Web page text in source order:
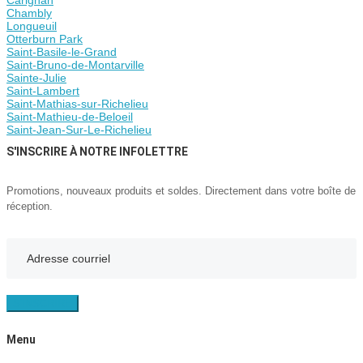
Chambly
Longueuil
Otterburn Park
Saint-Basile-le-Grand
Saint-Bruno-de-Montarville
Sainte-Julie
Saint-Lambert
Saint-Mathias-sur-Richelieu
Saint-Mathieu-de-Beloeil
Saint-Jean-Sur-Le-Richelieu
S'INSCRIRE À NOTRE INFOLETTRE
Promotions, nouveaux produits et soldes. Directement dans votre boîte de
réception.
Menu